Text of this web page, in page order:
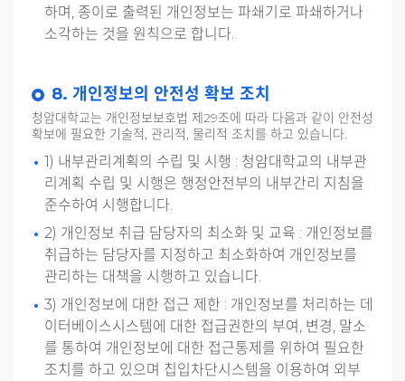
하며, 종이로 출력된 개인정보는 파쇄기로 파쇄하거나
소각하는 것을 원칙으로 합니다.
8. 개인정보의 안전성 확보 조치
청암대학교는 개인정보보호법 제29조에 따라 다음과 같이 안전성
확보에 필요한 기술적, 관리적, 물리적 조치를 하고 있습니다.
1) 내부관리계획의 수립 및 시행 : 청암대학교의 내부관
리계획 수립 및 시행은 행정안전부의 내부간리 지침을
준수하여 시행합니다.
2) 개인정보 취급 담당자의 최소화 및 교육 : 개인정보를
취급하는 담당자를 지정하고 최소화하여 개인정보를
관리하는 대책을 시행하고 있습니다.
3) 개인정보에 대한 접근 제한 : 개인정보를 처리하는 데
이터베이스시스템에 대한 접급권한의 부여, 변경, 말소
를 통하여 개인정보에 대한 접근통제를 위하여 필요한
조치를 하고 있으며 칩입차단시스템을 이용하여 외부